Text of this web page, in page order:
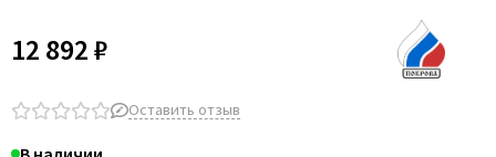
12 892 ₽
Оставить отзыв